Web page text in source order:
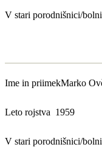
V stari porodnišnici/
Ime in priimekMarko
Leto rojstva 1959
V stari porodnišnici/